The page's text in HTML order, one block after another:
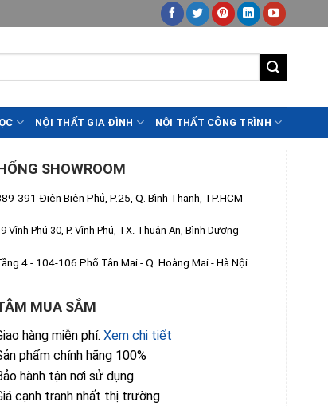
NỘI THẤT GIA ĐÌNH NỘI THẤT CÔNG TRÌNH
SHOWROOM
391 Điện Biên Phủ, P.25, Q. Bình Thạnh, TP.HCM
Vĩnh Phú 30, P. Vĩnh Phú, TX. Thuận An, Bình Dương
4 - 104-106 Phố Tân Mai - Q. Hoàng Mai - Hà Nội
MUA SẮM
hàng miễn phí. Xem chi tiết
phẩm chính hãng 100%
hành tận nơi sử dụng
cạnh tranh nhất thị trường